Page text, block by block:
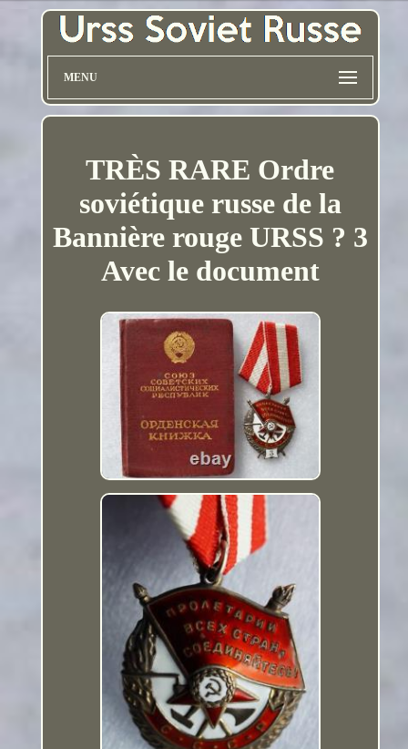
MENU
TRÈS RARE Ordre
soviétique russe de la
Bannière rouge URSS ? 3
Avec le document